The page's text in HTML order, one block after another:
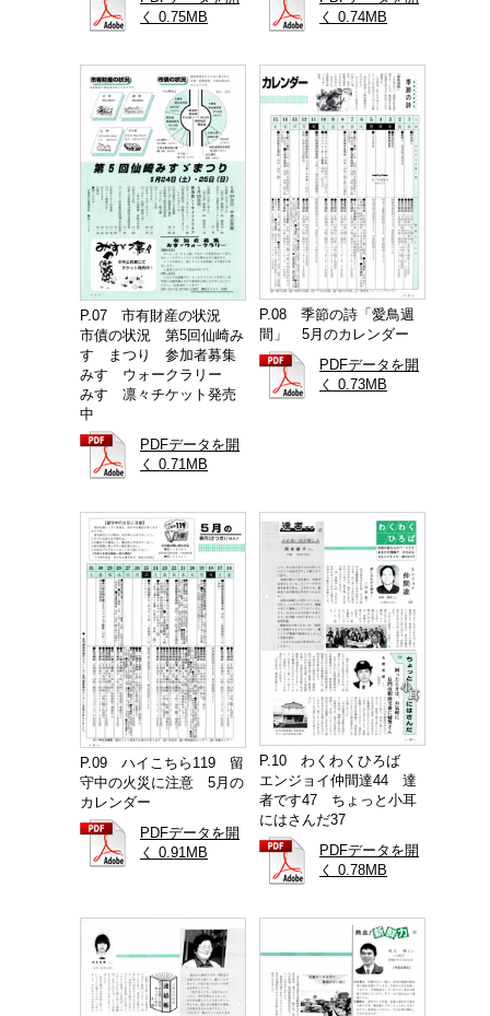
く 0.75MB
く 0.74MB
P.07 市有財産の状況
市債の状況 第5回仙崎み
すゞまつり 参加者募集
みすゞウォークラリー
みすゞ凛々チケット発売
中
PDFデータを開
く 0.71MB
P.08 季節の詩「愛鳥週
間」 5月のカレンダー
PDFデータを開
く 0.73MB
P.09 ハイこちら119 留
守中の火災に注意 5月の
カレンダー
PDFデータを開
く 0.91MB
P.10 わくわくひろば
エンジョイ仲間達44 達
者です47 ちょっと小耳
にはさんだ37
PDFデータを開
く 0.78MB